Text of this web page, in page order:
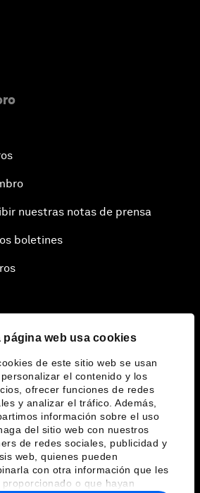
página web usa cookies
de este sitio web se usan
el contenido y los
ofrecer funciones de redes
y analizar el tráfico. Además,
información sobre el uso
del sitio web con nuestros
de redes sociales, publicidad y
web, quienes pueden
con otra información que les
proporcionado o que hayan
nuestras notas de prensa
boletines
Foro
idiomas